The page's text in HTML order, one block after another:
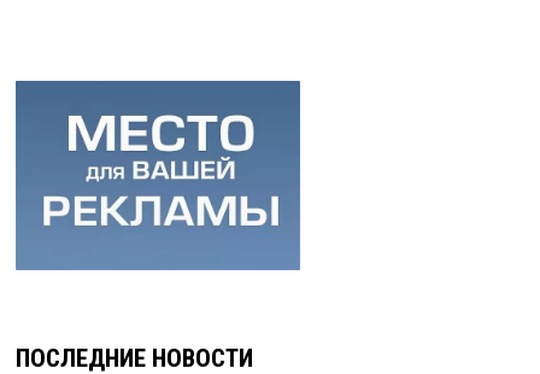
ПОСЛЕДНИЕ НОВОСТИ